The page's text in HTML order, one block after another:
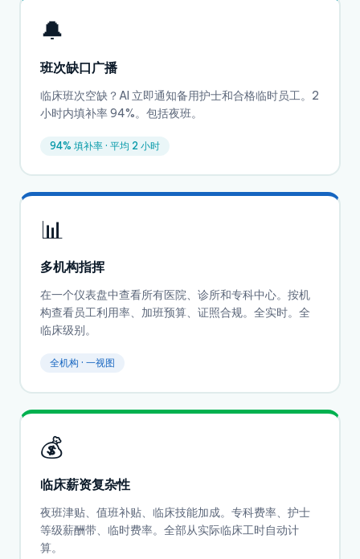
🔔
班次缺口广播
临床班次空缺？AI 立即通知备用护士和合格临时员工。2
小时内填补率 94%。包括夜班。
94% 填补率 · 平均 2 小时
📊
多机构指挥
在一个仪表盘中查看所有医院、诊所和专科中心。按机
构查看员工利用率、加班预算、证照合规。全实时。全
临床级别。
全机构 · 一视图
💰
临床薪资复杂性
夜班津贴、值班补贴、临床技能加成。专科费率、护士
等级薪酬带、临时费率。全部从实际临床工时自动计
算。